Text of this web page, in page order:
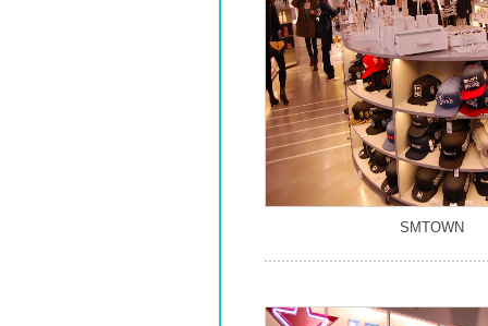
SMTOWN